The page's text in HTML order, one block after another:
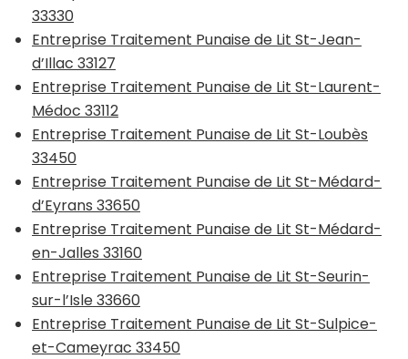
33330
Entreprise Traitement Punaise de Lit St-Jean-
d’Illac 33127
Entreprise Traitement Punaise de Lit St-Laurent-
Médoc 33112
Entreprise Traitement Punaise de Lit St-Loubès
33450
Entreprise Traitement Punaise de Lit St-Médard-
d’Eyrans 33650
Entreprise Traitement Punaise de Lit St-Médard-
en-Jalles 33160
Entreprise Traitement Punaise de Lit St-Seurin-
sur-l’Isle 33660
Entreprise Traitement Punaise de Lit St-Sulpice-
et-Cameyrac 33450